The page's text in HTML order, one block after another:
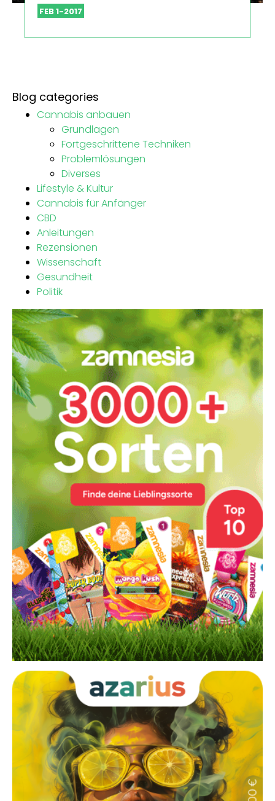
FEB 1-2017
Blog categories
Cannabis anbauen
Grundlagen
Fortgeschrittene Techniken
Problemlösungen
Diverses
Lifestyle & Kultur
Cannabis für Anfänger
CBD
Anleitungen
Rezensionen
Wissenschaft
Gesundheit
Politik